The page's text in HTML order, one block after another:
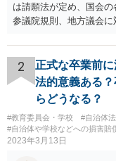
は請願法が定め、国会
参議院規則、地方議会
スムースかと思います。
2
正式な卒業前
法的意義ある
らどうなる？
#教育委員会・学校 #自治体
#自治体や学校などへの損害賠
2023年3月13日